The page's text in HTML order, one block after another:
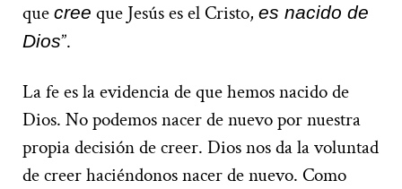
que cree que Jesús es el Cristo, es nacido de
Dios”.
La fe es la evidencia de que hemos nacido de
Dios. No podemos nacer de nuevo por nuestra
propia decisión de creer. Dios nos da la voluntad
de creer haciéndonos nacer de nuevo. Como